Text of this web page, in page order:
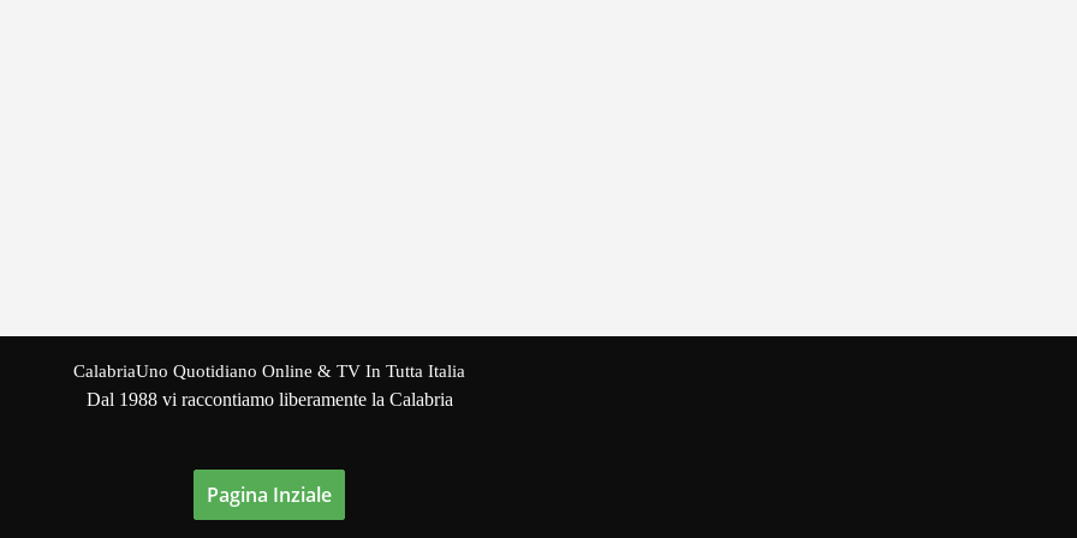
CalabriaUno Quotidiano Online & TV In Tutta Italia
Dal 1988 vi raccontiamo liberamente la Calabria
Pagina Inziale